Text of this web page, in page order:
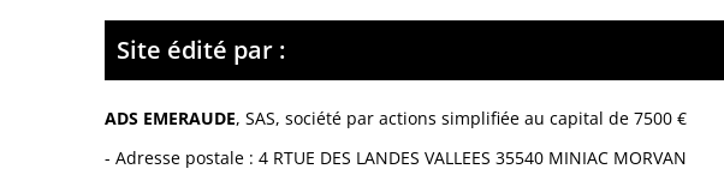
Site édité par :
ADS EMERAUDE, SAS, société par actions simplifiée au capital de 7500 €
- Adresse postale : 4 RTUE DES LANDES VALLEES 35540 MINIAC MORVAN